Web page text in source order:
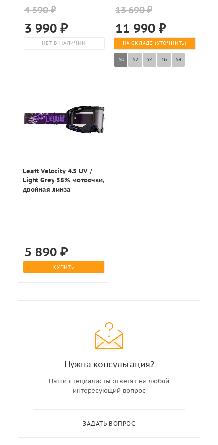
4 590 ₽
3 990₽
НЕТ В НАЛИЧИИ
13 690 ₽
11 990 ₽
НА СКЛАДЕ (УТОЧНИТЬ)
30 32 34 36 38
Leatt Velocity 4.5 UV /
Light Grey 58% мотоочки,
двойная линза
5 890₽
КУПИТЬ
Нужна консультация?
Наши специалисты ответят на любой
интересующий вопрос
ЗАДАТЬ ВОПРОС